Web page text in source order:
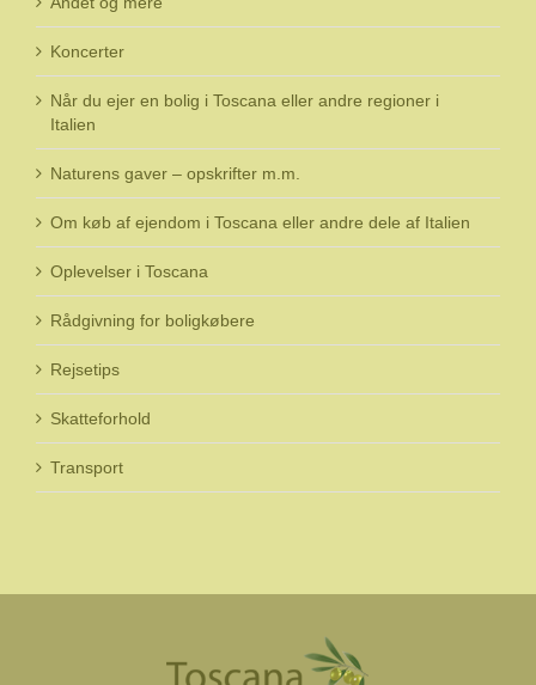
Koncerter
Når du ejer en bolig i Toscana eller andre regioner i
Italien
Naturens gaver – opskrifter m.m.
Om køb af ejendom i Toscana eller andre dele af Italien
Oplevelser i Toscana
Rådgivning for boligkøbere
Rejsetips
Skatteforhold
Transport